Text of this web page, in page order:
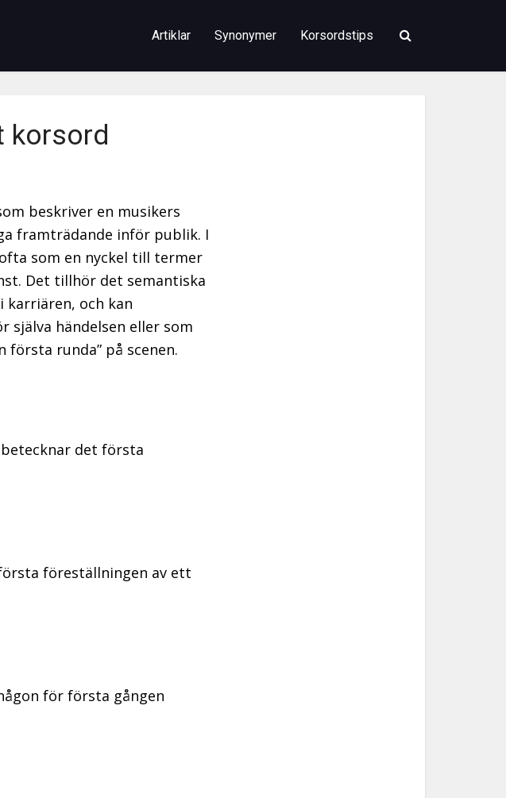
Artiklar Synonymer Korsordstips
korsord
beskriver en musikers
framträdande inför publik. I
som en nyckel till termer
Det tillhör det semantiska
och kan
händelsen eller som
första runda” på scenen.
det första
föreställningen av ett
för första gången